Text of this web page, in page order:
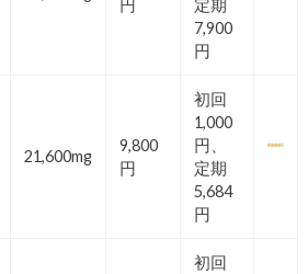
円
定期
7,900
円
21,600mg
9,800
円
初回
1,000
円、
定期
5,684
円
初回